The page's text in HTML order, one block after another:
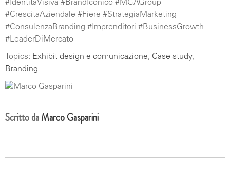
#IdentitàVisiva #BrandIconico #MGAGroup
#CrescitaAziendale #Fiere #StrategiaMarketing
#ConsulenzaBranding #Imprenditori #BusinessGrowth
#LeaderDiMercato
Topics: Exhibit design e comunicazione, Case study,
Branding
Scritto daMarco Gasparini